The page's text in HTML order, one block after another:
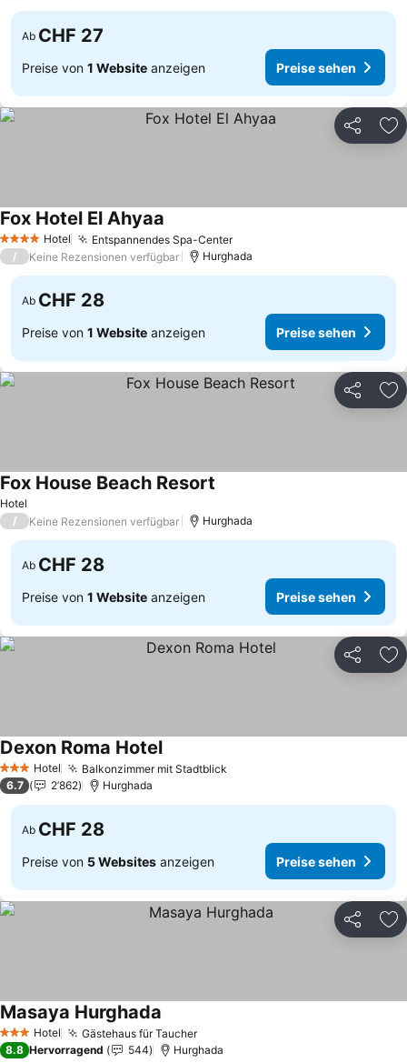
Ab CHF 27
Preise von 1 Website anzeigen Preise sehen
Teilen
4 Sterne Hotel Entspannendes Spa-Center
Fox Hotel El Ahyaa
/ Keine Rezensionen verfügbar Hurghada
Ab CHF 28
Preise von 1 Website anzeigen Preise sehen
Teilen
Hotel
Fox House Beach Resort
/ Keine Rezensionen verfügbar Hurghada
Ab CHF 28
Preise von 1 Website anzeigen Preise sehen
Teilen
3 SterneHotel Balkonzimmer mit Stadtblick
Dexon Roma Hotel
6.7 2’862 Hurghada
Ab CHF 28
Preise von 5 Websites anzeigen Preise sehen
Teilen
3 SterneHotel Gästehaus für Taucher
Masaya Hurghada
8.8 Hervorragend 544 Hurghada